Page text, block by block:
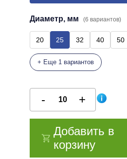
Диаметр, мм (6 вариантов)
20 25 32 40 50
+ Еще 1 вариантов
Добавить в
корзину